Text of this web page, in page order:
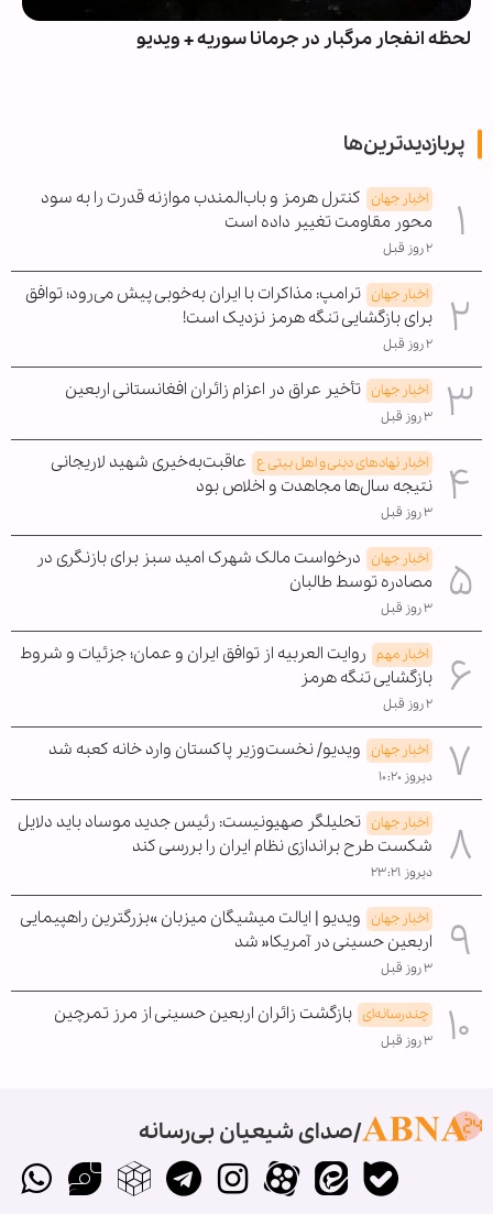
لحظه انفجار مرگبار در جرمانا سوریه + ویدیو
پربازدیدترین‌ها
اخبار جهان کنترل هرمز و باب‌المندب موازنه قدرت را به سود
محور مقاومت تغییر داده است
۲ روز قبل
اخبار جهان ترامپ: مذاکرات با ایران به‌خوبی پیش می‌رود؛ توافق
برای بازگشایی تنگه هرمز نزدیک است!
۲ روز قبل
اخبار جهان تأخیر عراق در اعزام زائران افغانستانی اربعین
۳ روز قبل
اخبار نهادهای دینی و اهل بیتی ع عاقبت‌به‌خیری شهید لاریجانی
نتیجه سال‌ها مجاهدت و اخلاص بود
۳ روز قبل
اخبار جهان درخواست مالک شهرک امید سبز برای بازنگری در
مصادره توسط طالبان
۳ روز قبل
اخبار مهم روایت العربیه از توافق ایران و عمان؛ جزئیات و شروط
بازگشایی تنگه هرمز
۲ روز قبل
اخبار جهان ویدیو/ نخست‌وزیر پاکستان وارد خانه کعبه شد
دیروز ۱۰:۲۰
اخبار جهان تحلیلگر صهیونیست: رئیس جدید موساد باید دلایل
شکست طرح براندازی نظام ایران را بررسی کند
دیروز ۲۳:۲۱
اخبار جهان ویدیو | ایالت میشیگان میزبان »بزرگترین راهپیمایی
اربعین حسینی در آمریکا« شد
۳ روز قبل
چندرسانه‌ای بازگشت زائران اربعین حسینی از مرز تمرچین
۳ روز قبل
صدای شیعیان بی‌رسانه